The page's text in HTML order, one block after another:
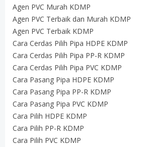
Agen PVC Murah KDMP
Agen PVC Terbaik dan Murah KDMP
Agen PVC Terbaik KDMP
Cara Cerdas Pilih Pipa HDPE KDMP
Cara Cerdas Pilih Pipa PP-R KDMP
Cara Cerdas Pilih Pipa PVC KDMP
Cara Pasang Pipa HDPE KDMP
Cara Pasang Pipa PP-R KDMP
Cara Pasang Pipa PVC KDMP
Cara Pilih HDPE KDMP
Cara Pilih PP-R KDMP
Cara Pilih PVC KDMP